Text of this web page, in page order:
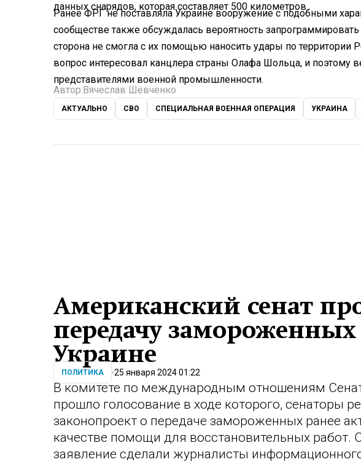
данных снарядов, которая составляет 500 километров.
Ранее ФРГ не поставляла Украине вооружение с подобными
сообществе также обсуждалась вероятность
сторона не смогла с их помощью наносить удары по территории
вопрос интересовал канцлера страны Олафа Шольца, и поэтому
представителями военной промышленности.
Автор: Вячеслав Шевченко
АКТУАЛЬНО СВО СПЕЦИАЛЬНАЯ ВОЕННАЯ ОПЕРАЦИЯ УКРАИНА
Американский сенат
передачу
Украине
ПОЛИТИКА 25 января 2024 01:22
В комитете по международным отношениям
прошло голосование в ходе которого, сенаторы
законопроект о передаче замороженных ранее
качестве помощи для восстановительных работ.
заявление сделали журналисты